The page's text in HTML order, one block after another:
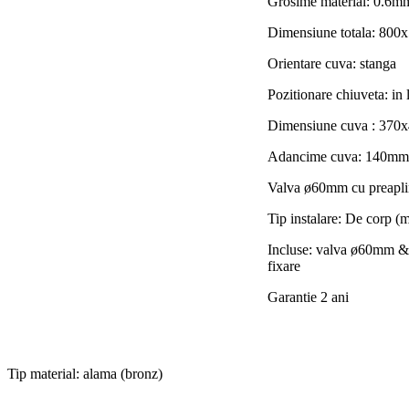
Dimensiune totala:
Orientare cuva: stanga
Pozitionare chiuveta: in
Dimensiune cuva :
Adancime cuva: 140mm
Valva ø60mm cu
Tip instalare: De corp
Incluse: valva ø60mm
fixare
Garantie 2 ani
Tip material: alama (bronz)